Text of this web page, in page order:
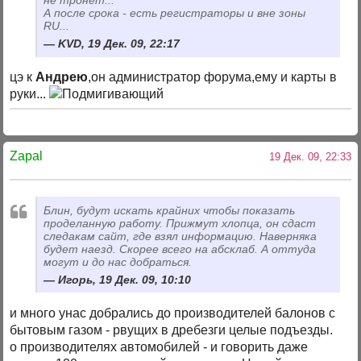
А после срока - есть регистраторы и вне зоны
RU...
KVD, 19 Дек. 09, 22:17
цэ к Андрею,он администратор форума,ему и карты в
руки...
Zapal 19 Дек. 09, 22:33
Блин, будут искать крайних чтобы показать
проделанную работу. Прижмут хлопца, он сдаст
следакам сайт, где взял информацию. Наверняка
будет наезд. Скорее всего на абсклаб. А оттуда
могут и до нас добраться.
Игорь, 19 Дек. 09, 10:10
и много унас добрались до производителей балонов с
бытовым газом - рвущих в дребезги целые подъезды.
о производителях автомобилей - и говорить даже